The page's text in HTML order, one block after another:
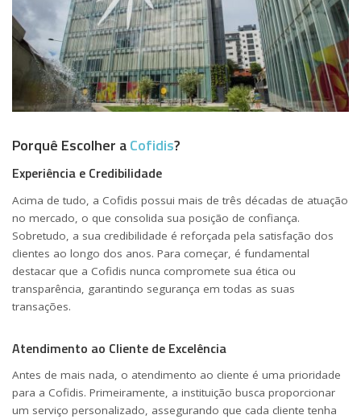
Porquê Escolher aCofidis?
Experiência e Credibilidade
Acima de tudo, a Cofidis possui mais de três décadas de atuação
no mercado, o que consolida sua posição de confiança.
Sobretudo, a sua credibilidade é reforçada pela satisfação dos
clientes ao longo dos anos. Para começar, é fundamental
destacar que a Cofidis nunca compromete sua ética ou
transparência, garantindo segurança em todas as suas
transações.
Atendimento ao Cliente de Excelência
Antes de mais nada, o atendimento ao cliente é uma prioridade
para a Cofidis. Primeiramente, a instituição busca proporcionar
um serviço personalizado, assegurando que cada cliente tenha